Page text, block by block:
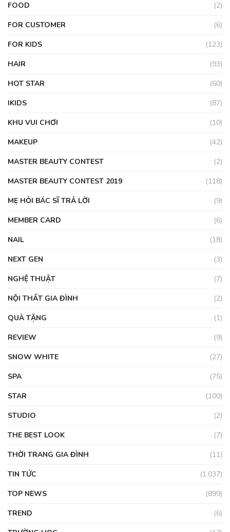
FOOD
(2)
FOR CUSTOMER
(6)
FOR KIDS
(123)
HAIR
(93)
HOT STAR
(60)
IKIDS
(87)
KHU VUI CHƠI
(10)
MAKEUP
(42)
MASTER BEAUTY CONTEST
(2)
MASTER BEAUTY CONTEST 2019
(118)
MẸ HỎI BÁC SĨ TRẢ LỜI
(9)
MEMBER CARD
(6)
NAIL
(18)
NEXT GEN
(3)
NGHỆ THUẬT
(7)
NỘI THẤT GIA ĐÌNH
(2)
QUÀ TẶNG
(1)
REVIEW
(9)
SNOW WHITE
(27)
SPA
(75)
STAR
(100)
STUDIO
(2)
THE BEST LOOK
(7)
THỜI TRANG GIA ĐÌNH
(11)
TIN TỨC
(1.037)
TOP NEWS
(899)
TREND
(6)